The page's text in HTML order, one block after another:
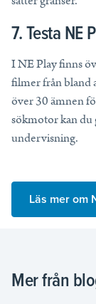
7. Testa NE
I NE Play finns
filmer från bland
över 30 ämnen
sökmotor kan du
undervisning.
Läs mer om
Mer från